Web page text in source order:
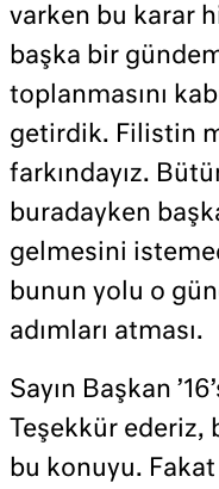
varken bu karar
başka bir
toplanmasını
getirdik. Filistin
farkındayız.
buradayken
gelmesini
bunun yolu o
adımları atması.
Sayın Başkan
Teşekkür
bu konuyu. Fakat